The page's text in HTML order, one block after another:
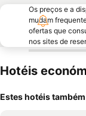
Os preços e a
mudam
ofertas que
nos sites de
Hotéis
Estes hotéis